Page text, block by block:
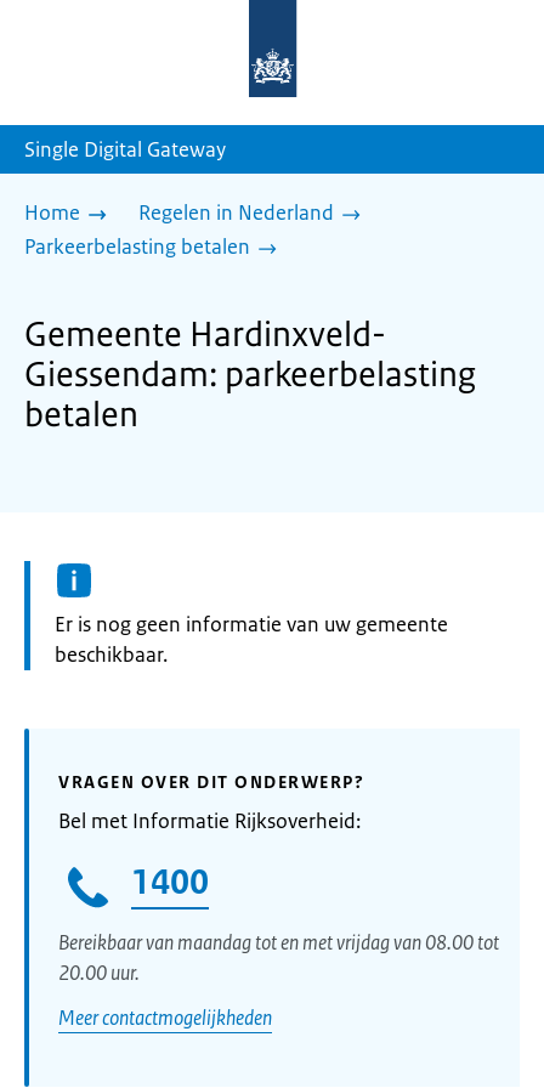
homepage
Single Digital Gateway
Home
Regelen in Nederland
Parkeerbelasting betalen
Gemeente Hardinxveld-
Giessendam: parkeerbelasting
betalen
Informatie:
Er is nog geen informatie van uw gemeente
beschikbaar.
VRAGEN OVER DIT ONDERWERP?
Bel met Informatie Rijksoverheid:
1400
Bereikbaar van maandag tot en met vrijdag van 08.00 tot
20.00 uur.
Meer contactmogelijkheden